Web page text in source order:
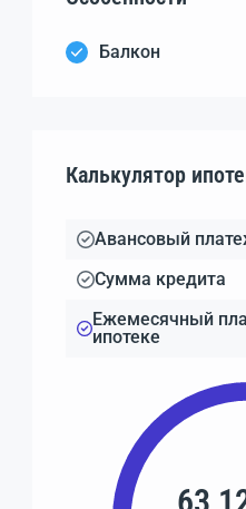
Балкон
Калькулятор
Авансовый
Сумма кредита
Ежемесячный
ипотеке